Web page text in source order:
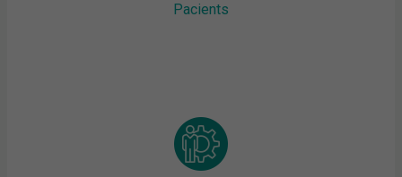
Pacients